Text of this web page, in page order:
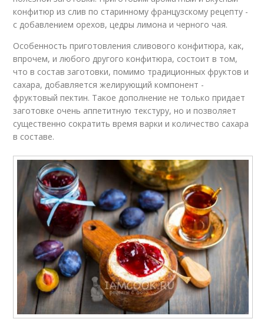
конфитюр из слив по старинному французскому рецепту -
с добавлением орехов, цедры лимона и черного чая.
Особенность приготовления сливового конфитюра, как,
впрочем, и любого другого конфитюра, состоит в том,
что в состав заготовки, помимо традиционных фруктов и
сахара, добавляется желирующий компонент -
фруктовый пектин. Такое дополнение не только придает
заготовке очень аппетитную текстуру, но и позволяет
существенно сократить время варки и количество сахара
в составе.